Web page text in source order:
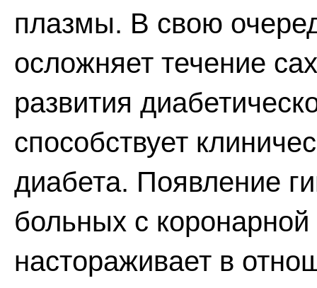
плазмы. В свою
осложняет течение
развития
способствует
диабета. Появление
больных с коронарной
настораживает в